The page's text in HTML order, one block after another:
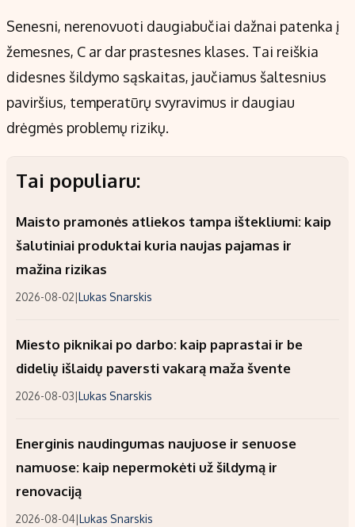
Senesni, nerenovuoti daugiabučiai dažnai patenka į
žemesnes, C ar dar prastesnes klases. Tai reiškia
didesnes šildymo sąskaitas, jaučiamus šaltesnius
paviršius, temperatūrų svyravimus ir daugiau
drėgmės problemų rizikų.
Tai populiaru:
Maisto pramonės atliekos tampa ištekliumi: kaip
šalutiniai produktai kuria naujas pajamas ir
mažina rizikas
2026-08-02|Lukas Snarskis
Miesto piknikai po darbo: kaip paprastai ir be
didelių išlaidų paversti vakarą maža švente
2026-08-03|Lukas Snarskis
Energinis naudingumas naujuose ir senuose
namuose: kaip nepermokėti už šildymą ir
renovaciją
2026-08-04|Lukas Snarskis